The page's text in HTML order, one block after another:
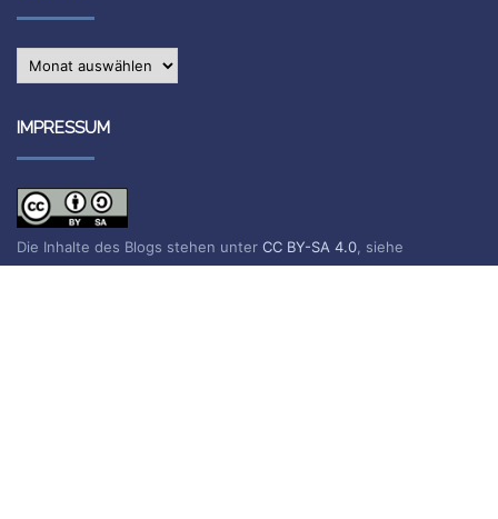
Archiv
IMPRESSUM
Die Inhalte des Blogs stehen unter CC BY-SA 4.0 , siehe
Impressum.